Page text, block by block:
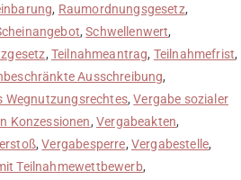
, Raumordnungsgesetz,
,Schwellenwert,
, Teilnahmeantrag, Teilnahmefrist,
Ausschreibung,
Wegnutzungsrechtes,Vergabe sozialer
Konzessionen,Vergabeakten,
,Vergabesperre, Vergabestelle,
Teilnahmewettbewerb,